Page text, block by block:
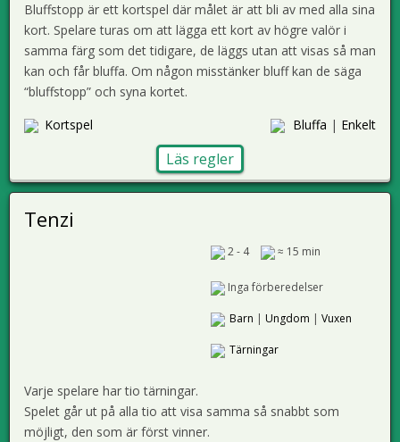
Bluffstopp är ett kortspel där målet är att bli av med alla sina
kort. Spelare turas om att lägga ett kort av högre valör i
samma färg som det tidigare, de läggs utan att visas så man
kan och får bluffa. Om någon misstänker bluff kan de säga
“bluffstopp” och syna kortet.
Kortspel
Bluffa | Enkelt
Läs regler
Tenzi
2 - 4 ≈ 15 min
Inga förberedelser
Barn | Ungdom | Vuxen
Tärningar
Varje spelare har tio tärningar.
Spelet går ut på alla tio att visa samma så snabbt som
möjligt, den som är först vinner.